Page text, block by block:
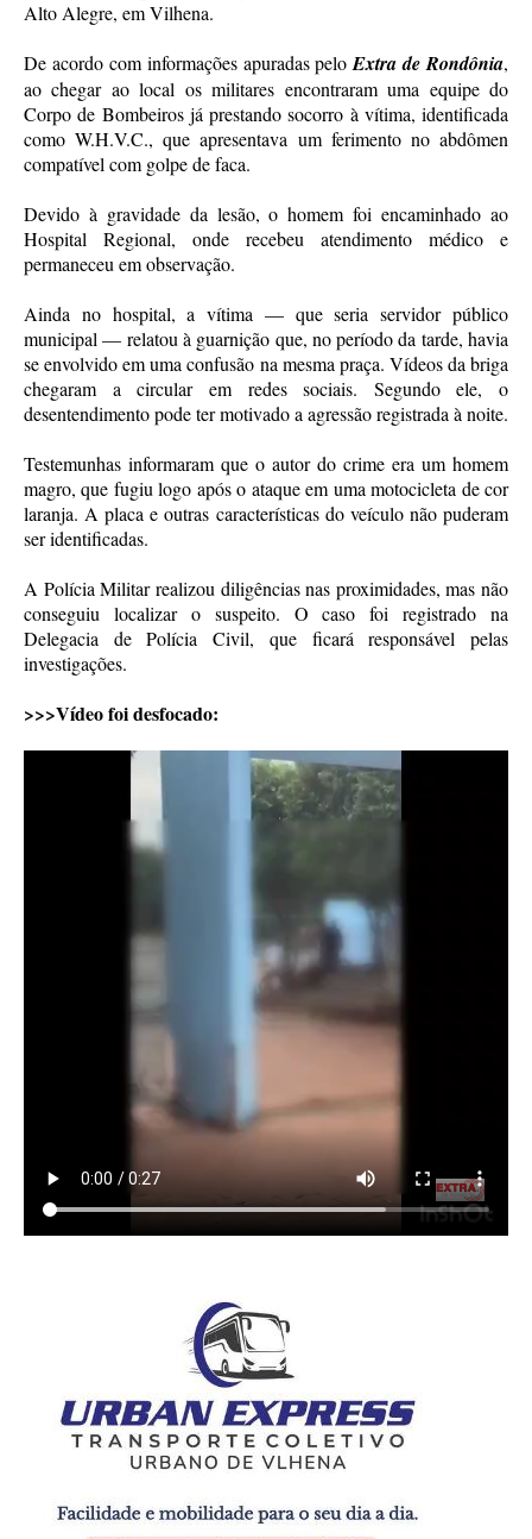
Alto Alegre, em Vilhena.
De acordo com informações apuradas peloExtra de Rondônia,
ao chegar ao local os militares encontraram uma equipe do
Corpo de Bombeiros já prestando socorro à vítima, identificada
como W.H.V.C., que apresentava um ferimento no abdômen
compatível com golpe de faca.
Devido à gravidade da lesão, o homem foi encaminhado ao
Hospital Regional, onde recebeu atendimento médico e
permaneceu em observação.
Ainda no hospital, a vítima — que seria servidor público
municipal — relatou à guarnição que, no período da tarde, havia
se envolvido em uma confusão na mesma praça. Vídeos da briga
chegaram a circular em redes sociais. Segundo ele, o
desentendimento pode ter motivado a agressão registrada à noite.
Testemunhas informaram que o autor do crime era um homem
magro, que fugiu logo após o ataque em uma motocicleta de cor
laranja. A placa e outras características do veículo não puderam
ser identificadas.
A Polícia Militar realizou diligências nas proximidades, mas não
conseguiu localizar o suspeito. O caso foi registrado na
Delegacia de Polícia Civil, que ficará responsável pelas
investigações.
>>>Vídeo foi desfocado: